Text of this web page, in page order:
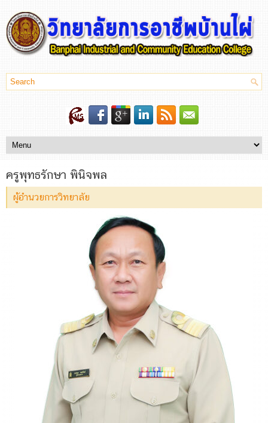
ครูพุทธรักษา พินิจพล
ผู้อำนวยการวิทยาลัย